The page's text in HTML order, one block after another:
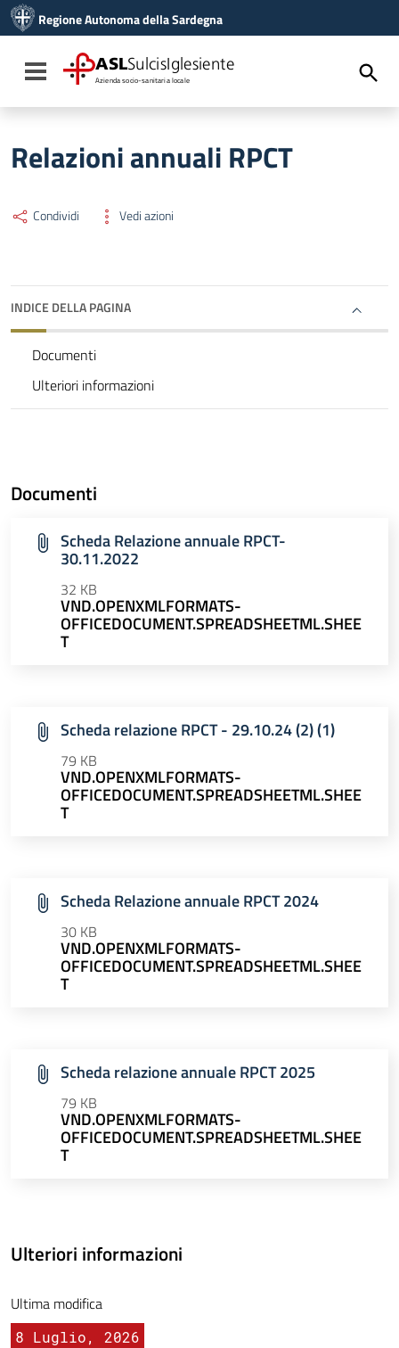
Vai al menu di navigazione
Vai al footer
Regione Autonoma della Sardegna
Toggle navigation
ASLSulcisIglesiente
Azienda socio-sanitaria locale
Relazioni annuali RPCT
Condividi Vedi azioni
INDICE DELLA PAGINA
Documenti
Ulteriori informazioni
Documenti
Scheda Relazione annuale RPCT-
30.11.2022
32 KB
VND.OPENXMLFORMATS-
OFFICEDOCUMENT.SPREADSHEETML.SHEE
T
Scheda relazione RPCT - 29.10.24 (2) (1)
79 KB
VND.OPENXMLFORMATS-
OFFICEDOCUMENT.SPREADSHEETML.SHEE
T
Scheda Relazione annuale RPCT 2024
30 KB
VND.OPENXMLFORMATS-
OFFICEDOCUMENT.SPREADSHEETML.SHEE
T
Scheda relazione annuale RPCT 2025
79 KB
VND.OPENXMLFORMATS-
OFFICEDOCUMENT.SPREADSHEETML.SHEE
T
Ulteriori informazioni
Ultima modifica
8 Luglio, 2026